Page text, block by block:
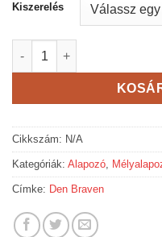
Kiszerelés
Den Braven mélyalapozó
Cikkszám: N/A
Kategóriák: Alapozó,
Címke: Den Braven